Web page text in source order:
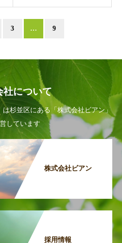
3 … 9
社について
杉並区にある「株式会社ビアン」
しています
株式会社ビアン
採用情報